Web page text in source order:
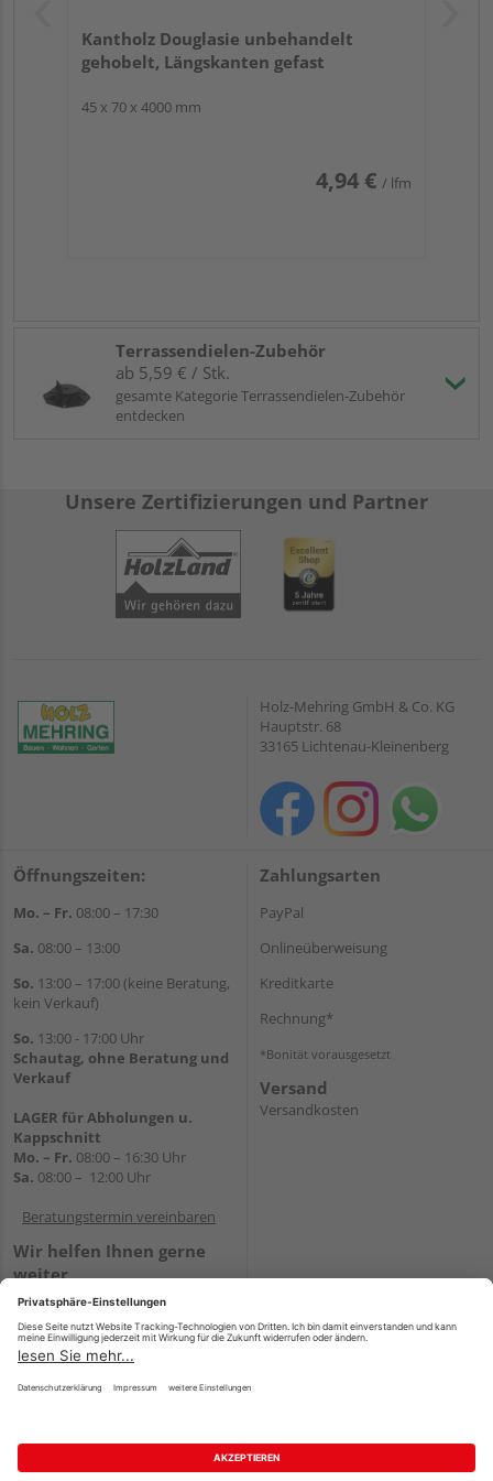
Kantholz Douglasie unbehandelt
gehobelt, Längskanten gefast
45 x 70 x 4000 mm
4,94 € / lfm
Terrassendielen-Zubehör
ab 5,59 € / Stk.
gesamte Kategorie Terrassendielen-Zubehör
entdecken
Unsere Zertifizierungen und Partner
Holz-Mehring GmbH & Co. KG
Hauptstr. 68
33165 Lichtenau-Kleinenberg
Öffnungszeiten:
Mo. – Fr. 08:00 – 17:30
Sa. 08:00 – 13:00
So. 13:00 – 17:00 (keine Beratung,
kein Verkauf)
So. 13:00 - 17:00 Uhr
Schautag, ohne Beratung und
Verkauf
LAGER für Abholungen u.
Kappschnitt
Mo. – Fr. 08:00 – 16:30 Uhr
Sa. 08:00 – 12:00 Uhr
Beratungstermin vereinbaren
Wir helfen Ihnen gerne
weiter
Tel.:+49 5647 94660
WhatsApp
Zahlungsarten
PayPal
Onlineüberweisung
Kreditkarte
Rechnung*
*Bonität vorausgesetzt
Versand
Versandkosten
Impressum AGB Widerruf
Datenschutz